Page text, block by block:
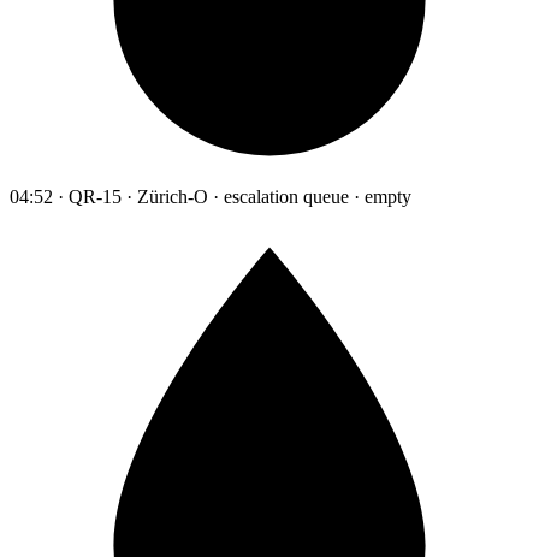
04:52 · QR-15 · Zürich-O · escalation queue · empty